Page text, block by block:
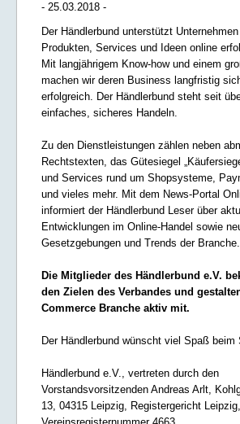
- 25.03.2018 -
Der Händlerbund unterstützt
Produkten, Services und Ideen online
Mit langjährigem Know-how und einem
machen wir deren Business langfristig
erfolgreich. Der Händlerbund steht seit
einfaches, sicheres Handeln.
Zu den Dienstleistungen zählen neben
Rechtstexten, das Gütesiegel
und Services rund um Shopsysteme,
und vieles mehr. Mit dem News-Portal
informiert der Händlerbund Leser über
Entwicklungen im Online-Handel sowie
Gesetzgebungen und Trends der Branche.
Die Mitglieder des Händlerbund e.V.
den Zielen des Verbandes und
Commerce Branche aktiv mit.
Der Händlerbund wünscht viel Spaß beim
Händlerbund e.V., vertreten durch den
Vorstandsvorsitzenden Andreas Arlt,
13, 04315 Leipzig, Registergericht Leipzig,